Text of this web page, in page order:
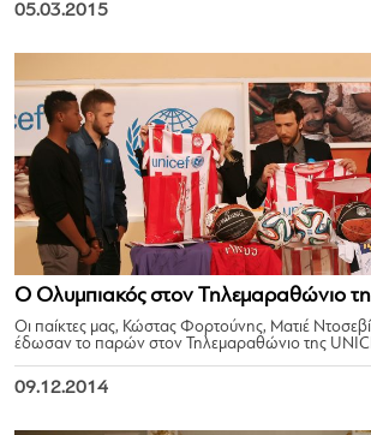
05.03.2015
Ο Ολυμπιακός στον Τηλεμαραθώνιο
Οι παίκτες μας, Κώστας Φορτούνης, Ματιέ
έδωσαν το παρών στον Τηλεμαραθώνιο της
09.12.2014